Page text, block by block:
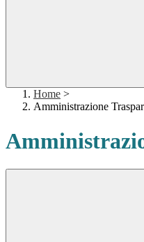
Home >
Amministrazione